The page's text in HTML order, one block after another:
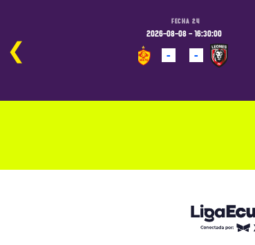
FECHA 24
2026-08-08 - 16:30:00
- -
❮